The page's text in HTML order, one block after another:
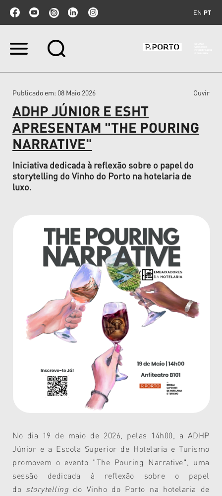
EN PT
Ir
Ir
navegação
Publicado em: 08 Maio 2026 Ouvir
ADHP JÚNIOR E ESHT
APRESENTAM "THE POURING
NARRATIVE"
Iniciativa dedicada à reflexão sobre o papel do
storytelling do Vinho do Porto na hotelaria de
luxo.
No dia 19 de maio de 2026, pelas 14h00, a ADHP
Júnior e a Escola Superior de Hotelaria e Turismo
promovem o evento "The Pouring Narrative", uma
sessão dedicada à reflexão sobre o papel
do storytelling do Vinho do Porto na hotelaria de